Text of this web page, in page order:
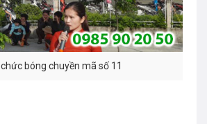
bóng chuyền mã số 11